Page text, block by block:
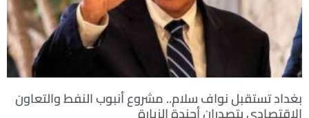
بغداد تستقبل نواف سلام.. مشروع أنبوب النفط والتعاون